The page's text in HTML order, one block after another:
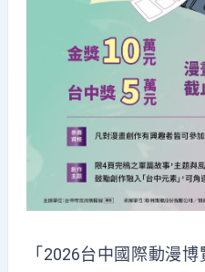
「2026台中國際動漫